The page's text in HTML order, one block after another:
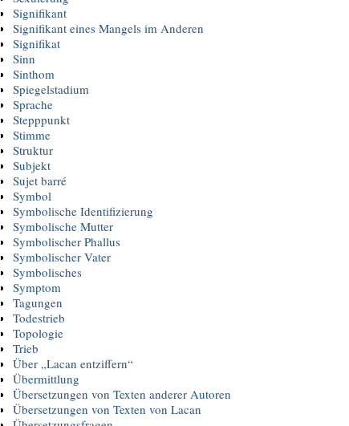
Signifikant
Signifikant eines Mangels im Anderen
Signifikat
Sinn
Sinthom
Spiegelstadium
Sprache
Stepppunkt
Stimme
Struktur
Subjekt
Sujet barré
Symbol
Symbolische Identifizierung
Symbolische Mutter
Symbolischer Phallus
Symbolischer Vater
Symbolisches
Symptom
Tagungen
Todestrieb
Topologie
Trieb
Über „Lacan entziffern“
Übermittlung
Übersetzungen von Texten anderer Autoren
Übersetzungen von Texten von Lacan